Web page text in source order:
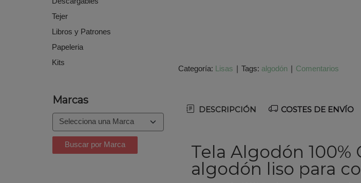
Tejer
Libros y Patrones
Papeleria
Kits
Marcas
Categoría: Lisas | Tags: algodón | Comentarios
DESCRIPCIÓN COSTES DE ENVÍO
Tela Algodón
algodón liso para